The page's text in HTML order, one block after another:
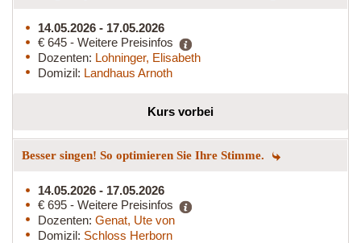
14.05.2026 - 17.05.2026
€ 645 - Weitere Preisinfos
Dozenten: Lohninger, Elisabeth
Domizil: Landhaus Arnoth
Kurs vorbei
Besser singen! So optimieren Sie Ihre Stimme.
14.05.2026 - 17.05.2026
€ 695 - Weitere Preisinfos
Dozenten: Genat, Ute von
Domizil: Schloss Herborn